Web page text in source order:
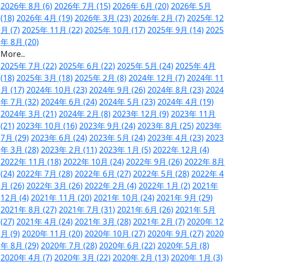
2026年 8月 (6)2026年 7月 (15)2026年 6月 (20)2026年 5月
(18)2026年 4月 (19)2026年 3月 (23)2026年 2月 (7)2025年 12
月 (7)2025年 11月 (22)2025年 10月 (17)2025年 9月 (14)2025
年 8月 (20)
More..
2025年 7月 (22)2025年 6月 (22)2025年 5月 (24)2025年 4月
(18)2025年 3月 (18)2025年 2月 (8)2024年 12月 (7)2024年 11
月 (17)2024年 10月 (23)2024年 9月 (26)2024年 8月 (23)2024
年 7月 (32)2024年 6月 (24)2024年 5月 (23)2024年 4月 (19)
2024年 3月 (21)2024年 2月 (8)2023年 12月 (9)2023年 11月
(21)2023年 10月 (16)2023年 9月 (24)2023年 8月 (25)2023年
7月 (29)2023年 6月 (24)2023年 5月 (24)2023年 4月 (23)2023
年 3月 (28)2023年 2月 (11)2023年 1月 (5)2022年 12月 (4)
2022年 11月 (18)2022年 10月 (24)2022年 9月 (26)2022年 8月
(24)2022年 7月 (28)2022年 6月 (27)2022年 5月 (28)2022年 4
月 (26)2022年 3月 (26)2022年 2月 (4)2022年 1月 (2)2021年
12月 (4)2021年 11月 (20)2021年 10月 (24)2021年 9月 (29)
2021年 8月 (27)2021年 7月 (31)2021年 6月 (26)2021年 5月
(27)2021年 4月 (24)2021年 3月 (28)2021年 2月 (7)2020年 12
月 (9)2020年 11月 (20)2020年 10月 (27)2020年 9月 (27)2020
年 8月 (29)2020年 7月 (28)2020年 6月 (22)2020年 5月 (8)
2020年 4月 (7)2020年 3月 (22)2020年 2月 (13)2020年 1月 (3)